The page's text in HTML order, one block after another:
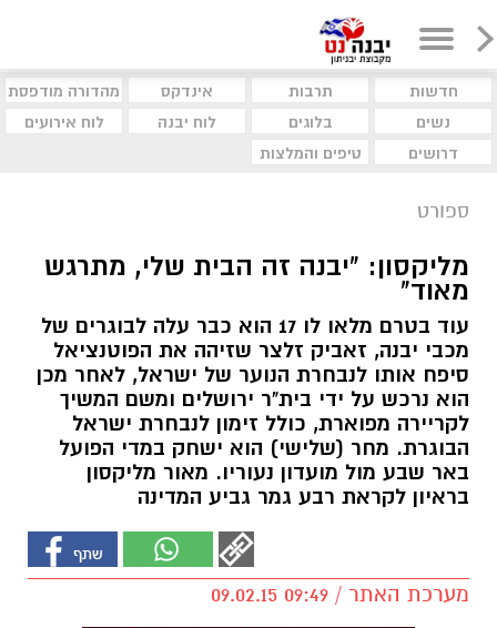
חדשות תרבות אינדקס
מהדורה מודפסת
נשים
בלוגים לוח יבנה
לוח אירועים
דרושים
טיפים והמלצות
ספורט
מליקסון: "יבנה זה הבית שלי, מתרגש
מאוד"
עוד בטרם מלאו לו 17 הוא כבר עלה לבוגרים של
מכבי יבנה, זאביק זלצר שזיהה את הפוטנציאל
סיפח אותו לנבחרת הנוער של ישראל, לאחר מכן
הוא נרכש על ידי בית"ר ירושלים ומשם המשיך
לקריירה מפוארת, כולל זימון לנבחרת ישראל
הבוגרת. מחר (שלישי) הוא ישחק במדי הפועל
באר שבע מול מועדון נעוריו. מאור מליקסון
בראיון לקראת רבע גמר גביע המדינה
מערכת האתר / 09:49 09.02.15